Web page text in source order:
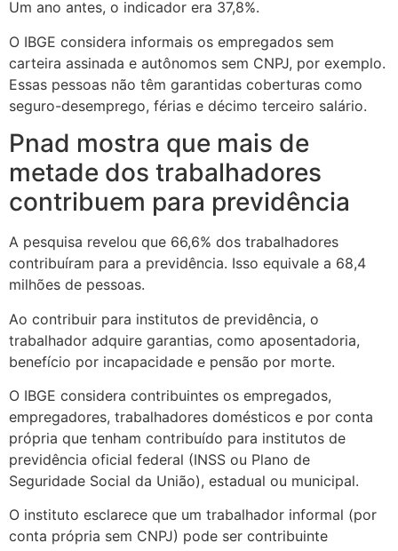
Um ano antes, o indicador era 37,8%.
O IBGE considera informais os empregados sem
carteira assinada e autônomos sem CNPJ, por exemplo.
Essas pessoas não têm garantidas coberturas como
seguro-desemprego, férias e décimo terceiro salário.
Pnad mostra que mais de
metade dos trabalhadores
contribuem para previdência
A pesquisa revelou que 66,6% dos trabalhadores
contribuíram para a previdência. Isso equivale a 68,4
milhões de pessoas.
Ao contribuir para institutos de previdência, o
trabalhador adquire garantias, como aposentadoria,
benefício por incapacidade e pensão por morte.
O IBGE considera contribuintes os empregados,
empregadores, trabalhadores domésticos e por conta
própria que tenham contribuído para institutos de
previdência oficial federal (INSS ou Plano de
Seguridade Social da União), estadual ou municipal.
O instituto esclarece que um trabalhador informal (por
conta própria sem CNPJ) pode ser contribuinte